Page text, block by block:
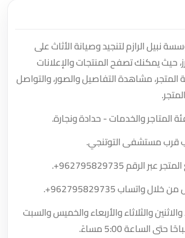
نبيل الرازم لتنجيد وصيانة الأثاث على
يمكنك تصفح المنتجات والإعلانات
مشاهدة التفاصيل والصور، والتواصل
المتاجر والخدمات - حدادة ونجارة.
قرب مستشفى التوتنجي.
عبر الرقم+962795829735
.
من خلال واتساب+962795829735
.
والثلاثاء والأربعاء والخميس والسبت